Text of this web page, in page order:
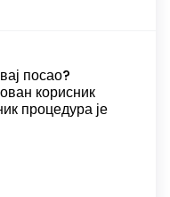
посао?
корисник
процедура је